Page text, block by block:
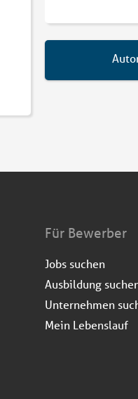
Für Bewerber
Jobs suchen
Ausbildung
Unternehmen
Mein Lebenslauf